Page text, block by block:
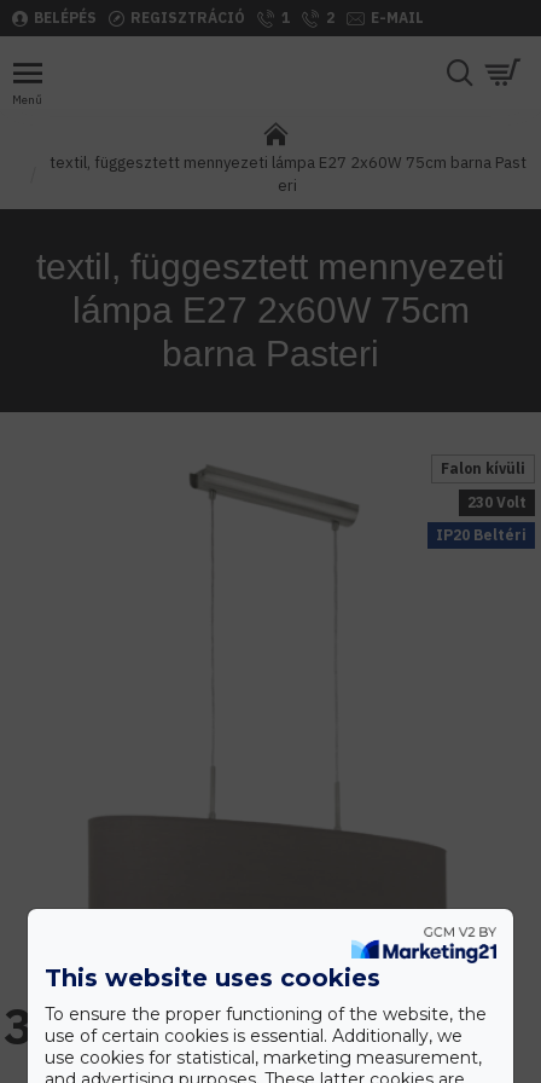
BELÉPÉS REGISZTRÁCIÓ 1 2 E-MAIL
textil, függesztett mennyezeti lámpa E27 2x60W 75cm barna Past
eri
textil, függesztett mennyezeti
lámpa E27 2x60W 75cm
barna Pasteri
Falon kívüli
IP20 Beltéri
230 Volt
39.990 Ft
This website uses cookies
To ensure the proper functioning of the website, the
use of certain cookies is essential. Additionally, we
use cookies for statistical, marketing measurement,